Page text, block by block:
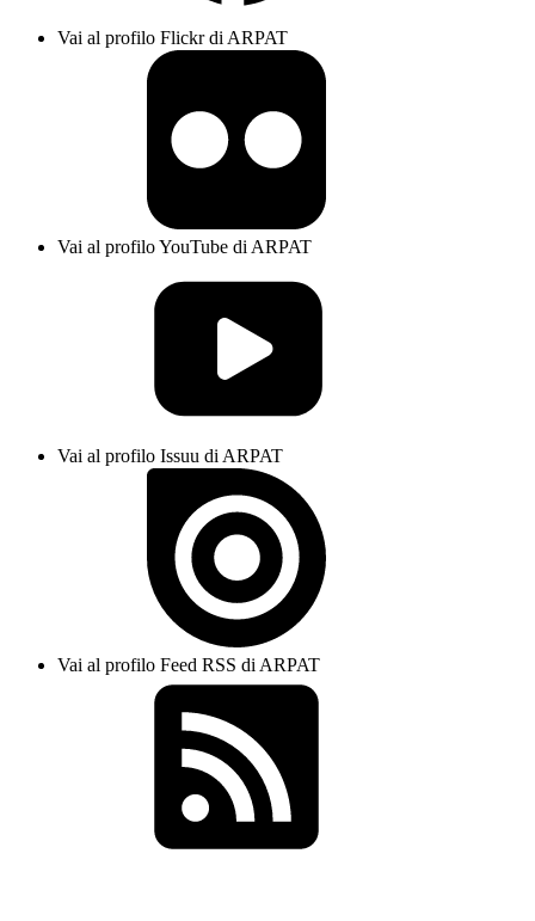
Vai al profilo Flickr di ARPAT
Vai al profilo YouTube di ARPAT
Vai al profilo Issuu di ARPAT
Vai al profilo Feed RSS di ARPAT